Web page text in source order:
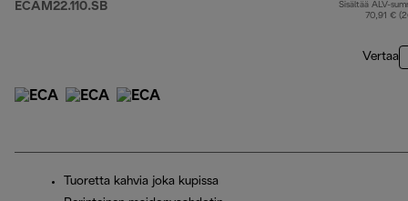
ECAM22.110.SB
Sisältää ALV-
70,91 €
Vertaa
Tuoretta kahvia joka kupissa